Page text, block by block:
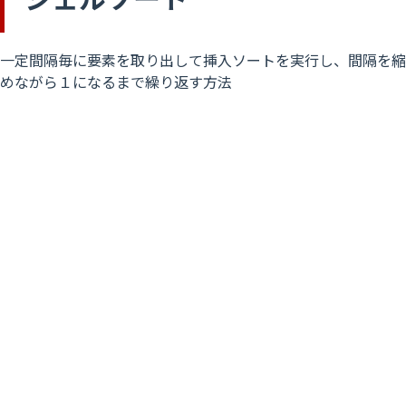
一定間隔毎に要素を取り出して挿入ソートを実行し、間隔を縮
めながら１になるまで繰り返す方法